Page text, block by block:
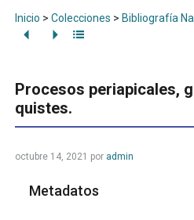
Inicio > Colecciones > Bibliografía
Procesos periapicales,
quistes.
octubre 14, 2021 por admin
Metadatos